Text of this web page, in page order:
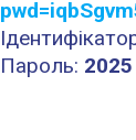
Пароль: 2025